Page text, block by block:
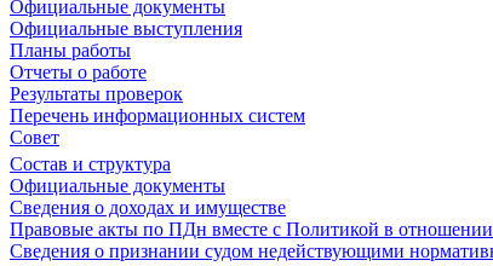
Официальные документы
Официальные выступления
Планы работы
Отчеты о работе
Результаты проверок
Перечень информационных систем
Совет
Состав и структура
Официальные документы
Сведения о доходах и имуществе
Правовые акты по ПДн вместе с Политикой в
Сведения о признании судом недействующими